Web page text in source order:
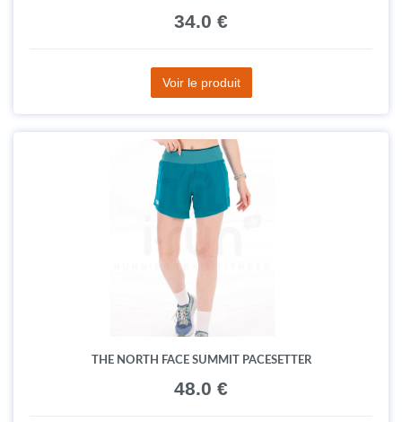
34.0 €
Voir le produit
THE NORTH FACE SUMMIT PACESETTER
48.0 €